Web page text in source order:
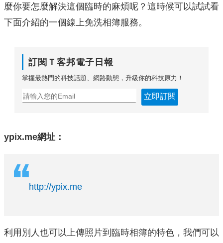
麼你要怎麼解決這個臨時的麻煩呢？這時候可以試試看
下面介紹的一個線上免洗相簿服務。
訂閱Ｔ客邦電子日報
掌握最熱門的科技話題、網路動態，升級你的科技原力！
立即訂閱
ypix.me網址：
http://ypix.me
利用別人也可以上傳照片到臨時相簿的特色，我們可以